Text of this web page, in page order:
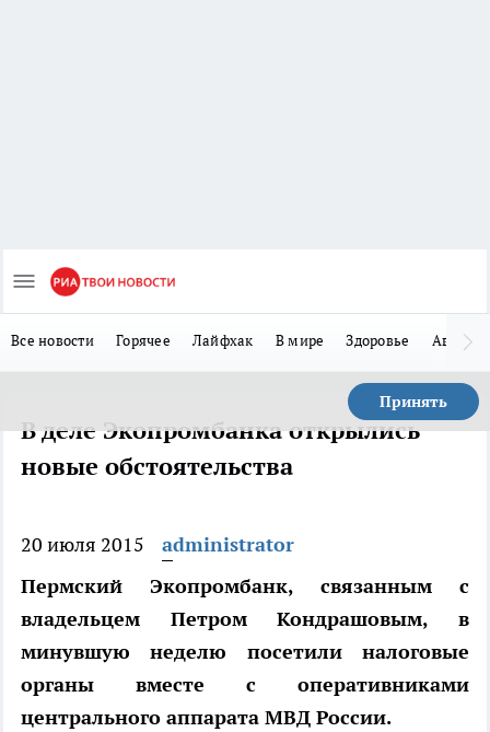
Все новости Горячее Лайфхак В мире Здоровье Авто
Принять
В деле Экопромбанка открылись
новые обстоятельства
20 июля 2015
administrator
Пермский Экопромбанк, связанным с
владельцем Петром Кондрашовым, в
минувшую неделю посетили налоговые
органы вместе с оперативниками
центрального аппарата МВД России.